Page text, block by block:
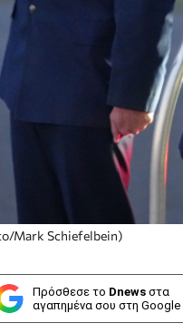
Mark Schiefelbein)
Πρόσθεσε το Dnews στα
αγαπημένα σου στη Google